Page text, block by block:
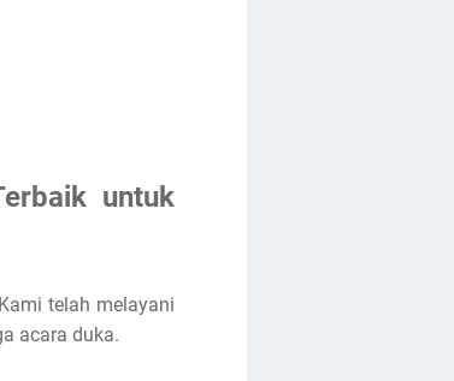
untuk
telah melayani
acara duka.